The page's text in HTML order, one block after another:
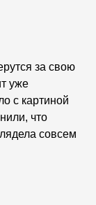
за свою
уже
с картиной
что
совсем